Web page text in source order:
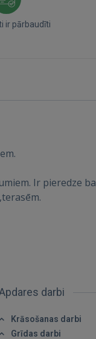
ir pārbaudīti
Ir pieredze
darbi
Krāsošanas darbi
Grīdas darbi